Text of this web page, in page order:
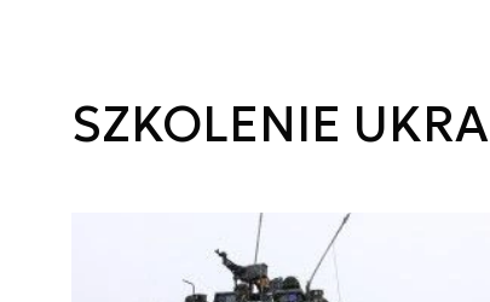
SZKOLENIE